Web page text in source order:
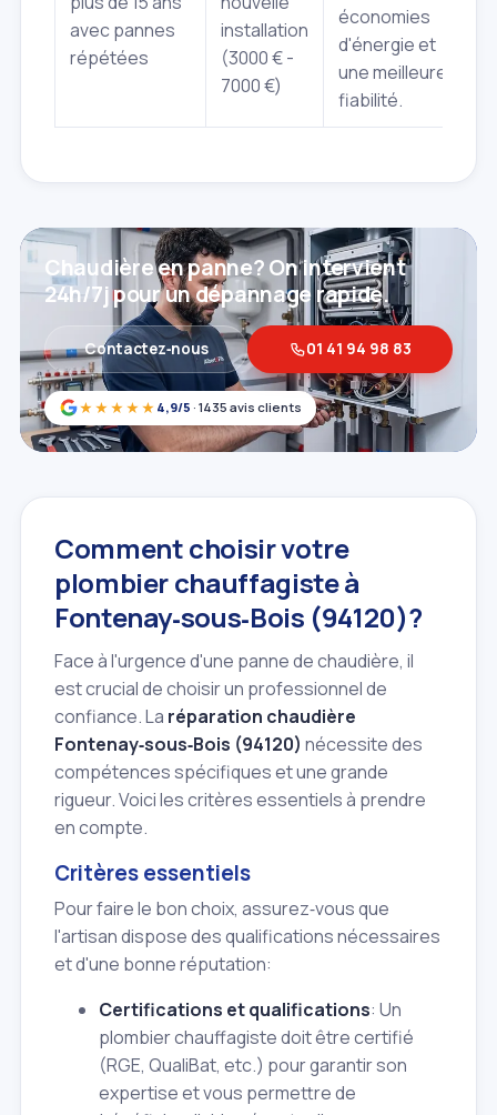
avec pannes
répétées
installation
(3000 € -
7000 €)
économies
d'énergie et
une meilleure
fiabilité.
★★★★★ 4,9/5 · 1435 avis clients
Chaudière en panne? On intervient
24h/7j pour un dépannage rapide.
Contactez‑nous 01 41 94 98 83
Comment choisir votre
plombier chauffagiste à
Fontenay‑sous‑Bois (94120)?
Face à l'urgence d'une panne de chaudière, il
est crucial de choisir un professionnel de
confiance. La réparation chaudière
Fontenay‑sous‑Bois (94120) nécessite des
compétences spécifiques et une grande
rigueur. Voici les critères essentiels à prendre
en compte.
Critères essentiels
Pour faire le bon choix, assurez‑vous que
l'artisan dispose des qualifications nécessaires
et d'une bonne réputation:
Certifications et qualifications: Un
plombier chauffagiste doit être certifié
(RGE, QualiBat, etc.) pour garantir son
expertise et vous permettre de